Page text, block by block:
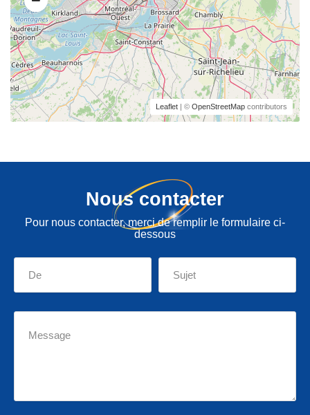
Leaflet | © OpenStreetMap contributors
Nous contacter
Pour nous contacter, merci de remplir le formulaire ci-
dessous